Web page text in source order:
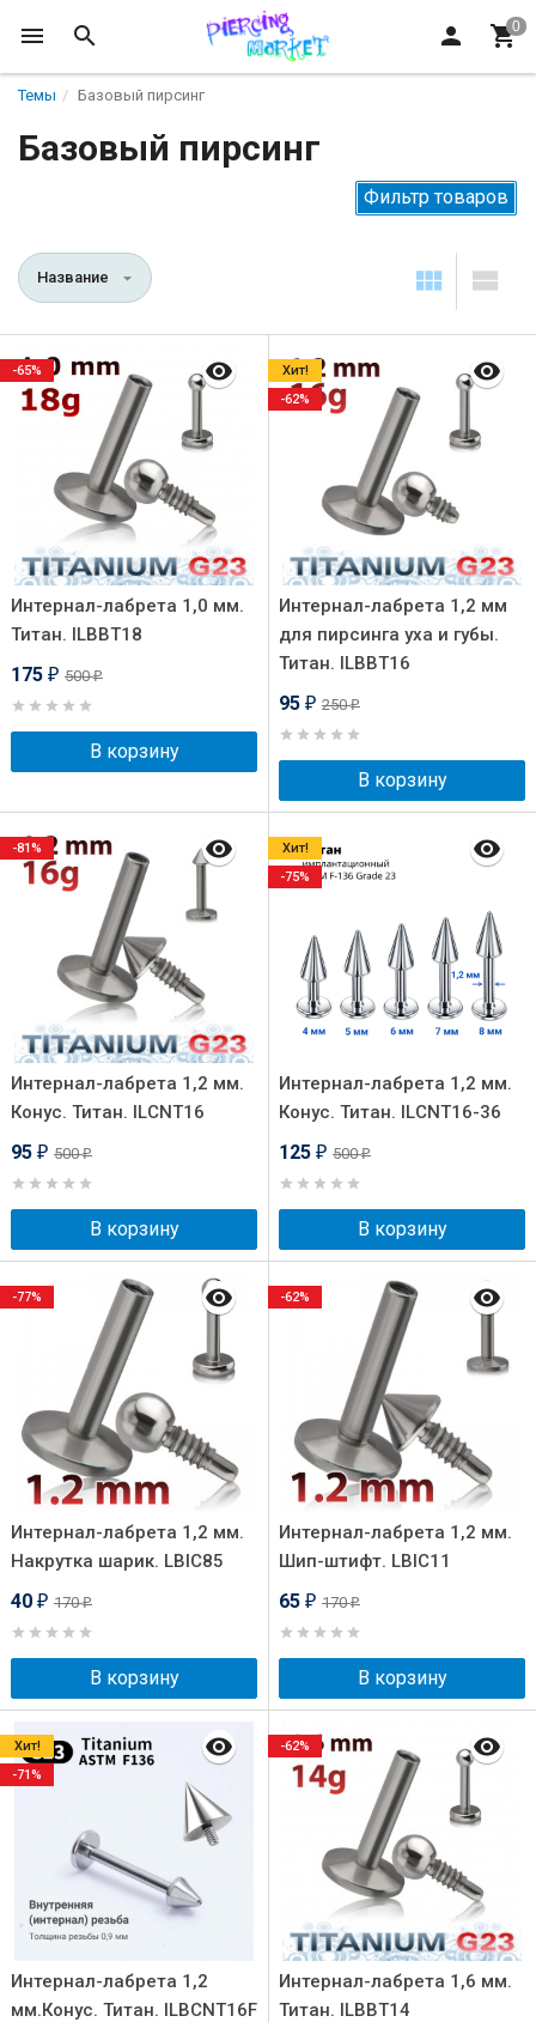
Темы Базовый пирсинг
Базовый пирсинг
Фильтр товаров
Название
Интернал-лабрета 1,0 мм.
Титан. ILBBT18
175 ₽ 500₽
В корзину
-65%
Интернал-лабрета 1,2 мм
для пирсинга уха и губы.
Титан. ILBBT16
95 ₽ 250₽
В корзину
Хит!
-62%
Интернал-лабрета 1,2 мм.
Конус. Титан. ILCNT16
95 ₽ 500₽
В корзину
-81%
Интернал-лабрета 1,2 мм.
Конус. Титан. ILCNT16-36
125 ₽ 500₽
В корзину
Хит!
-75%
Интернал-лабрета 1,2 мм.
Накрутка шарик. LBIC85
40 ₽ 170₽
В корзину
-77%
Интернал-лабрета 1,2 мм.
Шип-штифт. LBIC11
65 ₽ 170₽
В корзину
-62%
Интернал-лабрета 1,2
мм.Конус. Титан. ILBCNT16F
Хит!
-71%
Интернал-лабрета 1,6 мм.
Титан. ILBBT14
-62%